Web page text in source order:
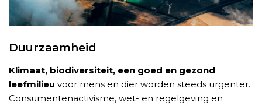
Duurzaamheid
Klimaat, biodiversiteit, een goed en gezond
leefmilieu voor mens en dier worden steeds urgenter.
Consumentenactivisme, wet- en regelgeving en